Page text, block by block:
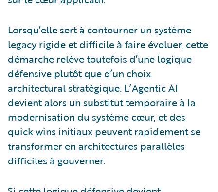
Lorsqu’elle sert à contourner un système
legacy rigide et difficile à faire évoluer, cette
démarche relève toutefois d’une logique
défensive plutôt que d’un choix
architectural stratégique. L’Agentic AI
devient alors un substitut temporaire à la
modernisation du système cœur, et des
quick wins initiaux peuvent rapidement se
transformer en architectures parallèles
difficiles à gouverner.